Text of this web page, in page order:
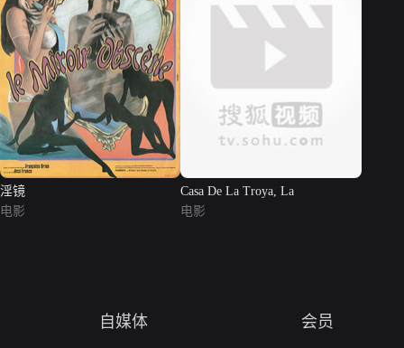
淫镜
电影
Casa De La Troya, La
电影
自媒体 会员